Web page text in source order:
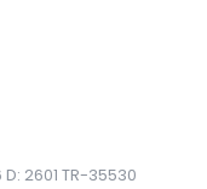
2601 TR-35530